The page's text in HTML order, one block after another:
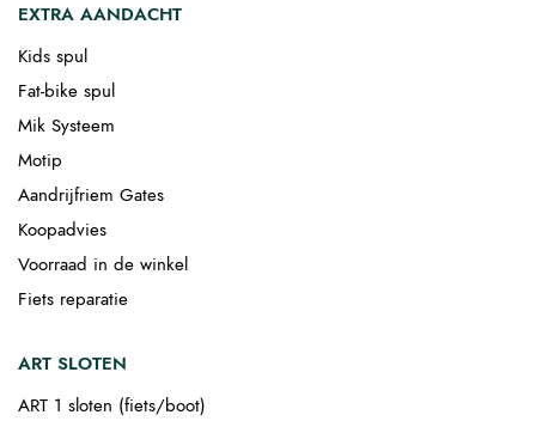
EXTRA AANDACHT
Kids spul
Fat-bike spul
Mik Systeem
Motip
Aandrijfriem Gates
Koopadvies
Voorraad in de winkel
Fiets reparatie
ART SLOTEN
ART 1 sloten (fiets/boot)